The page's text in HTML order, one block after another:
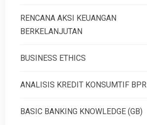
RENCANA AKSI KEUANGAN
BERKELANJUTAN
BUSINESS ETHICS
ANALISIS KREDIT KONSUMTIF BPR
BASIC BANKING KNOWLEDGE (GB)